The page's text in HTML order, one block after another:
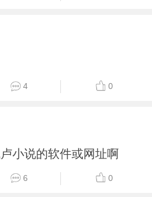
4 0
小说的软件或网址啊
6 0